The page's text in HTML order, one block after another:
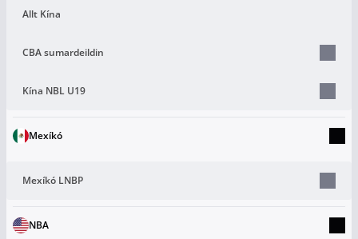
Allt Kína
CBA sumardeildin
Kína NBL U19
Mexíkó
Mexíkó LNBP
NBA